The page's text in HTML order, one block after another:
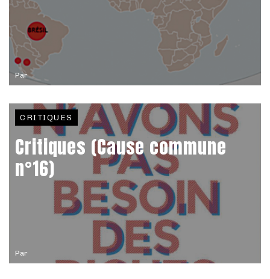
Par
Par
CRITIQUES
Critiques (Cause commune
n°16)